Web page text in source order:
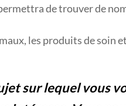
de trouver de
les produits de soin
sur lequel vous